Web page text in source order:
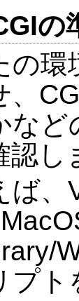
の
の環
、
など
認し
ば、
プト